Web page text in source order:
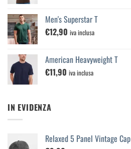
Men's Superstar T
€12,90 iva inclusa
American Heavyweight T
€11,90 iva inclusa
IN EVIDENZA
Relaxed 5 Panel Vintage Cap